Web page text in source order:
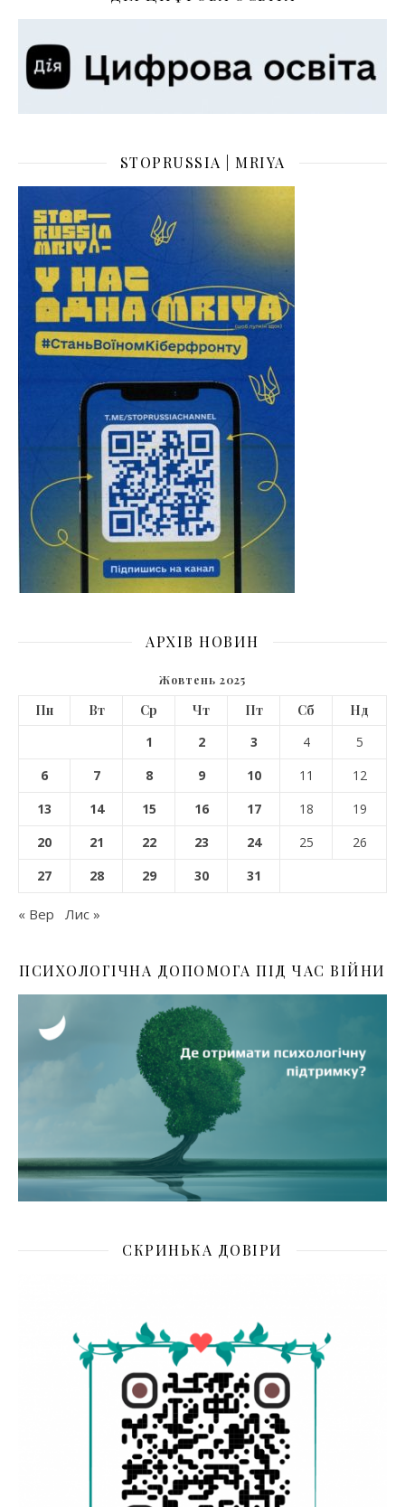
STOPRUSSIA | MRIYA
АРХІВ НОВИН
Жовтень 2025
Пн Вт Ср Чт Пт Сб
Нд
1
2 3 4
5
6
7 8 9 10 11
12
13
14 15 16 17 18
19
20
21 22 23 24 25
26
27
28 29 30 31
« Вер Лис »
ПСИХОЛОГІЧНА ДОПОМОГА ПІД ЧАС ВІЙНИ
СКРИНЬКА ДОВІРИ